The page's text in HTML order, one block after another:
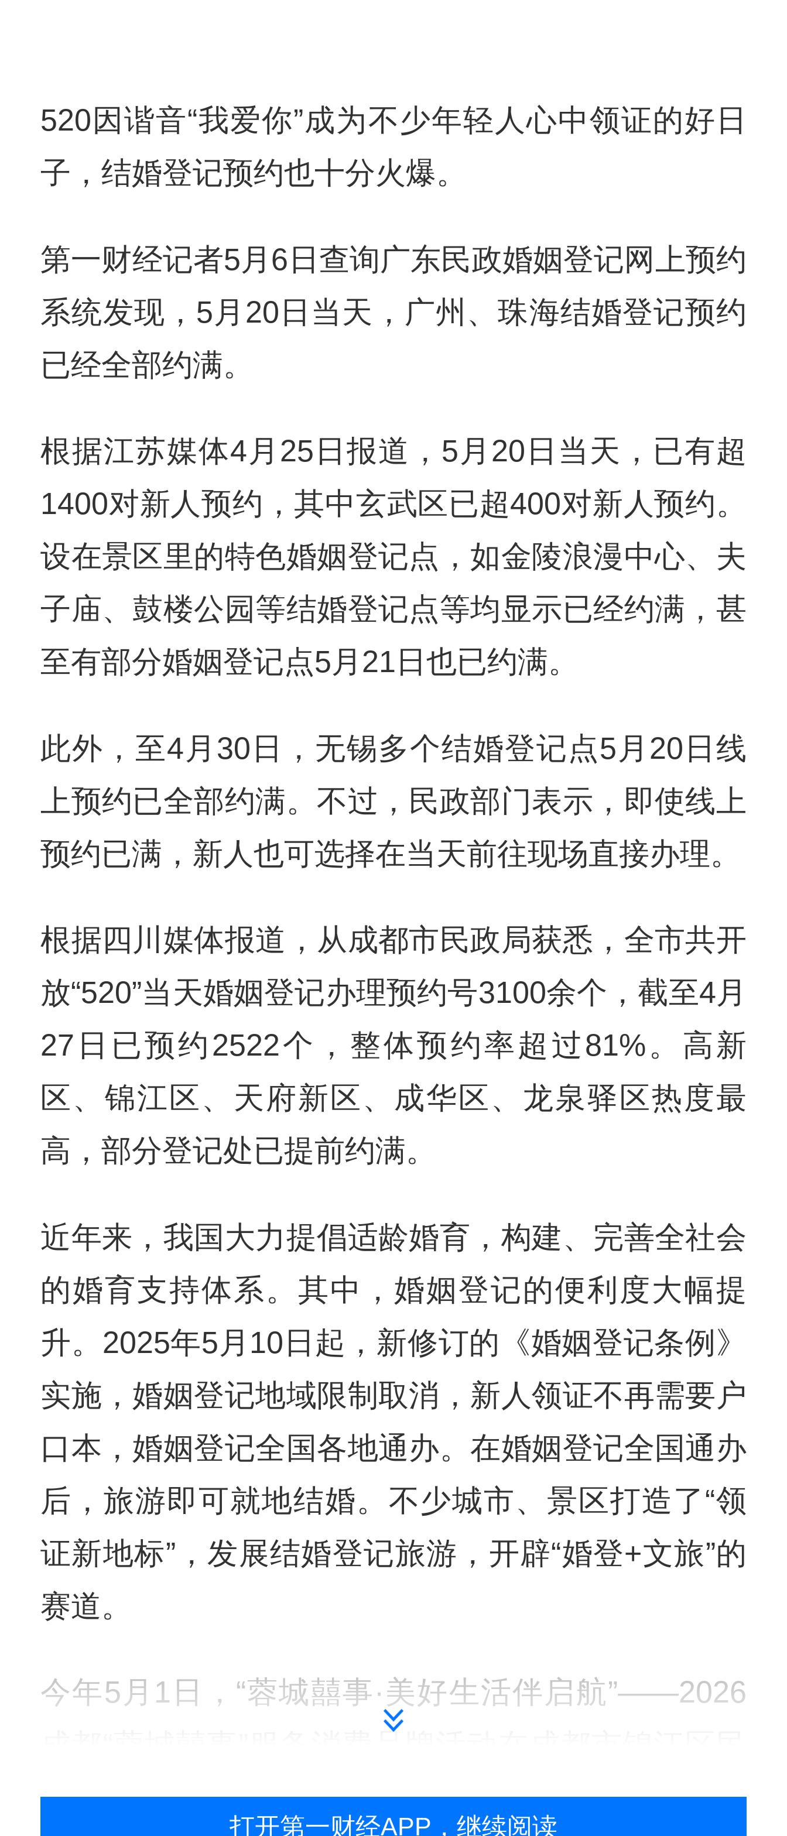
520因谐音“我爱你”成为不少年轻人心中领证的好日
子，结婚登记预约也十分火爆。
第一财经记者5月6日查询广东民政婚姻登记网上预约
系统发现，5月20日当天，广州、珠海结婚登记预约
已经全部约满。
根据江苏媒体4月25日报道，5月20日当天，已有超
1400对新人预约，其中玄武区已超400对新人预约。
设在景区里的特色婚姻登记点，如金陵浪漫中心、夫
子庙、鼓楼公园等结婚登记点等均显示已经约满，甚
至有部分婚姻登记点5月21日也已约满。
此外，至4月30日，无锡多个结婚登记点5月20日线
上预约已全部约满。不过，民政部门表示，即使线上
预约已满，新人也可选择在当天前往现场直接办理。
根据四川媒体报道，从成都市民政局获悉，全市共开
放“520”当天婚姻登记办理预约号3100余个，截至4月
27日已预约2522个，整体预约率超过81%。高新
区、锦江区、天府新区、成华区、龙泉驿区热度最
高，部分登记处已提前约满。
近年来，我国大力提倡适龄婚育，构建、完善全社会
的婚育支持体系。其中，婚姻登记的便利度大幅提
升。2025年5月10日起，新修订的《婚姻登记条例》
实施，婚姻登记地域限制取消，新人领证不再需要户
口本，婚姻登记全国各地通办。在婚姻登记全国通办
后，旅游即可就地结婚。不少城市、景区打造了“领
证新地标”，发展结婚登记旅游，开辟“婚登+文旅”的
赛道。
今年5月1日，“蓉城囍事·美好生活伴启航”——2026
政局合江亭婚姻登记处举行。成都通过延时服务、场
打开第一财经APP，继续阅读